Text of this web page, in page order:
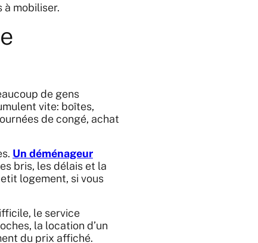
à mobiliser.
de gens
vite: boîtes,
de congé, achat
Un déménageur
bris, les délais et la
logement, si vous
le service
la location d’un
du prix affiché.